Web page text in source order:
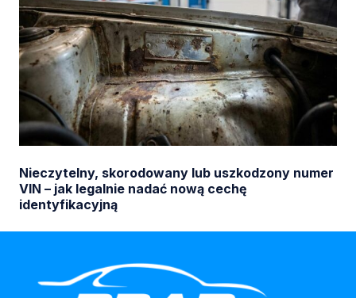
Nieczytelny, skorodowany lub uszkodzony numer
VIN – jak legalnie nadać nową cechę
identyfikacyjną